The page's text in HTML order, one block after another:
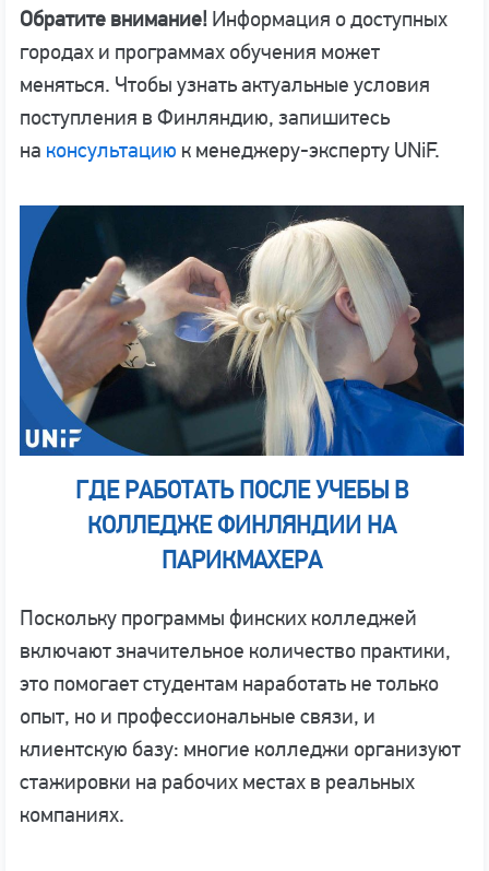
Обратите внимание! Информация о доступных
городах и программах обучения может
меняться. Чтобы узнать актуальные условия
поступления в Финляндию, запишитесь
на консультацию к менеджеру-эксперту UNiF.
ГДЕ РАБОТАТЬ ПОСЛЕ УЧЕБЫ В
КОЛЛЕДЖЕ ФИНЛЯНДИИ НА
ПАРИКМАХЕРА
Поскольку программы финских колледжей
включают значительное количество практики,
это помогает студентам наработать не только
опыт, но и профессиональные связи, и
клиентскую базу: многие колледжи организуют
стажировки на рабочих местах в реальных
компаниях.